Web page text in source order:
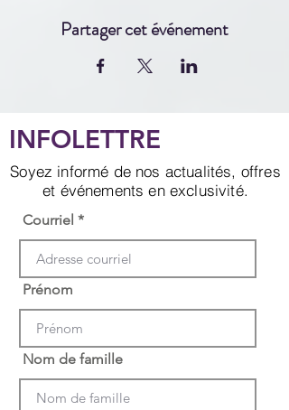
Partager cet événement
INFOLETTRE
Soyez informé de nos actualités, offres
et événements en exclusivité.
Courriel
Prénom
Nom de famille